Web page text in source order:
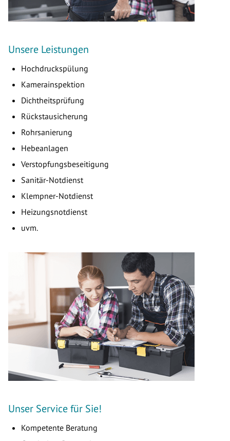
Unsere Leistungen
Hochdruckspülung
Kamerainspektion
Dichtheitsprüfung
Rückstausicherung
Rohrsanierung
Hebeanlagen
Verstopfungsbeseitigung
Sanitär-Notdienst
Klempner-Notdienst
Heizungsnotdienst
uvm.
Unser Service für Sie!
Kompetente Beratung